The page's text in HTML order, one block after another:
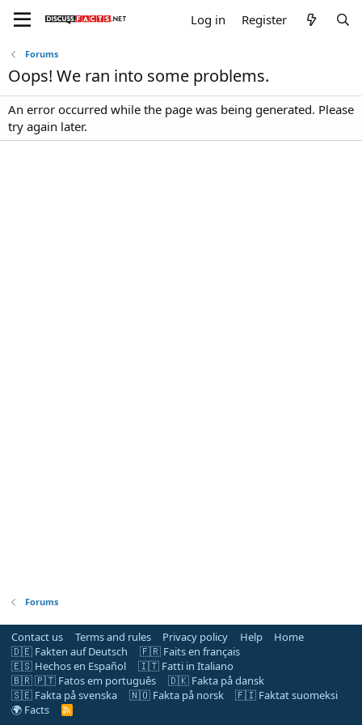
Log in Register
Forums
Oops! We ran into some problems.
An error occurred while the page was being generated. Please
try again later.
Forums
Contact us Terms and rules Privacy policy Help
Home
🇩🇪 Fakten auf Deutsch
🇫🇷 Faits en français
🇪🇸 Hechos en Español
🇮🇹 Fatti in Italiano
🇧🇷 🇵🇹 Fatos em português
🇩🇰 Fakta på dansk
🇸🇪 Fakta på svenska
🇳🇴 Fakta på norsk
🇫🇮 Faktat suomeksi
🌍 Facts
R